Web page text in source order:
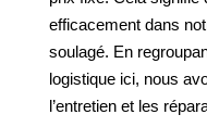
efficacement dans
soulagé. En
logistique ici, nous
l’entretien et les